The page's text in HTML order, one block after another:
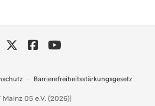
Barrierefreiheitsstärkungsgesetz
Mainz 05 e.V. (2026)|